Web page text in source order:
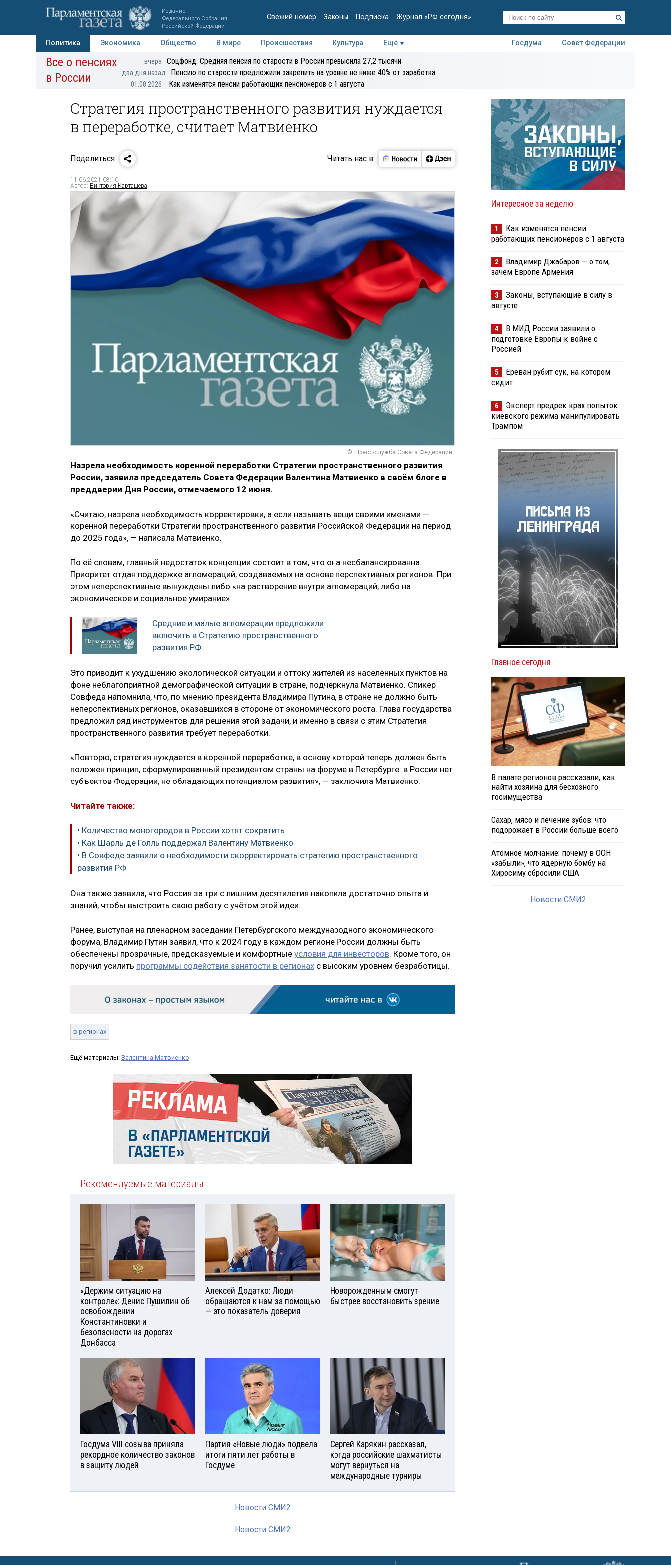
Издание
Федерального Собрания
Российской Федерации
Свежий номер Законы Подписка Журнал «РФ сегодня»
Политика Экономика Общество В мире Происшествия Культура Ещё Госдума
Совет Федерации
Авторы Персоны Мнения Регионы Медиацентр Интервью Колумнисты
экспертиза
Все о пенсиях
в России
вчера Соцфонд: Средняя пенсия по старости в России превысила 27,2 тысячи
два дня назад Пенсию по старости предложили закрепить на уровне не ниже 40% от заработка
01.08.2026 Как изменятся пенсии работающих пенсионеров с 1 августа
Стратегия пространственного развития нуждается
в переработке, считает Матвиенко
Поделиться Читать нас в
11.06.2021 08:10
Автор: Виктория Карташева
© Пресс-служба Совета Федерации
Назрела необходимость коренной переработки Стратегии пространственного развития
России, заявила председатель Совета Федерации Валентина Матвиенко в своём блоге в
преддверии Дня России, отмечаемого 12 июня.
«Считаю, назрела необходимость корректировки, а если называть вещи своими именами —
коренной переработки Стратегии пространственного развития Российской Федерации на период
до 2025 года», — написала Матвиенко.
По её словам, главный недостаток концепции состоит в том, что она несбалансированна.
Приоритет отдан поддержке агломераций, создаваемых на основе перспективных регионов. При
этом неперспективные вынуждены либо «на растворение внутри агломераций, либо на
экономическое и социальное умирание».
Средние и малые агломерации предложили
включить в Стратегию пространственного
развития РФ
Это приводит к ухудшению экологической ситуации и оттоку жителей из населённых пунктов на
фоне неблагоприятной демографической ситуации в стране, подчеркнула Матвиенко. Спикер
Совфеда напомнила, что, по мнению президента Владимира Путина, в стране не должно быть
неперспективных регионов, оказавшихся в стороне от экономического роста. Глава государства
предложил ряд инструментов для решения этой задачи, и именно в связи с этим Стратегия
пространственного развития требует переработки.
«Повторю, стратегия нуждается в коренной переработке, в основу которой теперь должен быть
положен принцип, сформулированный президентом страны на форуме в Петербурге: в России нет
субъектов Федерации, не обладающих потенциалом развития», — заключила Матвиенко.
Читайте также:
• Количество моногородов в России хотят сократить
• Как Шарль де Голль поддержал Валентину Матвиенко
• В Совфеде заявили о необходимости скорректировать стратегию пространственного
развития РФ
Она также заявила, что Россия за три с лишним десятилетия накопила достаточно опыта и
знаний, чтобы выстроить свою работу с учётом этой идеи.
Ранее, выступая на пленарном заседании Петербургского международного экономического
форума, Владимир Путин заявил, что к 2024 году в каждом регионе России должны быть
обеспечены прозрачные, предсказуемые и комфортные условия для инвесторов. Кроме того, он
поручил усилить программы содействия занятости в регионах с высоким уровнем безработицы.
в регионах
Ещё материалы: Валентина Матвиенко
Рекомендуемые материалы
«Держим ситуацию на
контроле»: Денис Пушилин об
освобождении
Константиновки и
безопасности на дорогах
Донбасса
Алексей Додатко: Люди
обращаются к нам за помощью
— это показатель доверия
Новорожденным смогут
быстрее восстановить зрение
Госдума VIII созыва приняла
рекордное количество законов
в защиту людей
Партия «Новые люди» подвела
итоги пяти лет работы в
Госдуме
Сергей Карякин рассказал,
когда российские шахматисты
могут вернуться на
международные турниры
Новости СМИ2
Новости СМИ2
Интересное за неделю
1
Как изменятся пенсии
работающих пенсионеров с 1 августа
2
Владимир Джабаров — о том,
зачем Европе Армения
3
Законы, вступающие в силу в
августе
4
В МИД России заявили о
подготовке Европы к войне с
Россией
5
Ереван рубит сук, на котором
сидит
6
Эксперт предрек крах попыток
киевского режима манипулировать
Трампом
Главное сегодня
В палате регионов рассказали, как
найти хозяина для бесхозного
госимущества
Сахар, мясо и лечение зубов: что
подорожает в России больше всего
Атомное молчание: почему в ООН
«забыли», что ядерную бомбу на
Хиросиму сбросили США
Новости СМИ2